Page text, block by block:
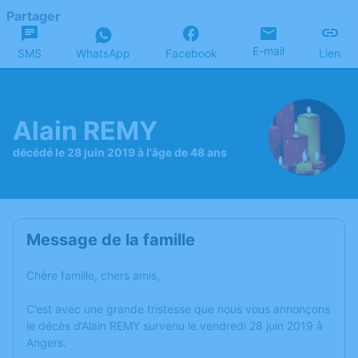
Partager
SMS WhatsApp Facebook E-mail Lien
Alain REMY
décédé le 28 juin 2019 à l'âge de 48 ans
Message de la famille
Chère famille, chers amis,
C’est avec une grande tristesse que nous vous annonçons
le décès d’Alain REMY survenu le vendredi 28 juin 2019 à
Angers.